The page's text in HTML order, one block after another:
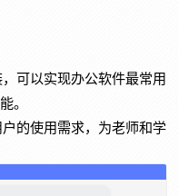
可以实现办公软件最常用
。
的使用需求，为老师和学